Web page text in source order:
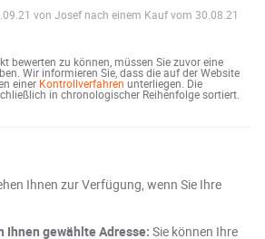
von Josef nach einem Kauf vom 30.08.21
bewerten zu können, müssen Sie zuvor eine
Wir informieren Sie, dass die auf der Website
einer Kontrollverfahren unterliegen. Die
in chronologischer Reihenfolge sortiert.
Ihnen zur Verfügung, wenn Sie Ihre
Ihnen gewählte Adresse: Sie können Ihre